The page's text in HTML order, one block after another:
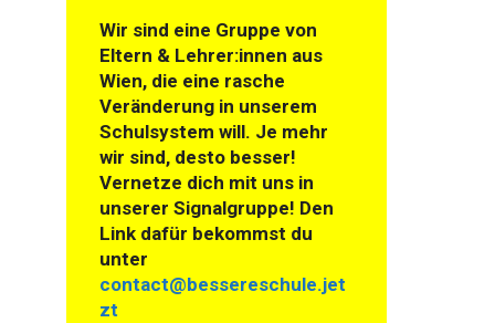
Wir sind eine Gruppe von
Eltern & Lehrer:innen aus
Wien, die eine rasche
Veränderung in unserem
Schulsystem will. Je mehr
wir sind, desto besser!
Vernetze dich mit uns in
unserer Signalgruppe! Den
Link dafür bekommst du
unter
contact@bessereschule.jet
zt